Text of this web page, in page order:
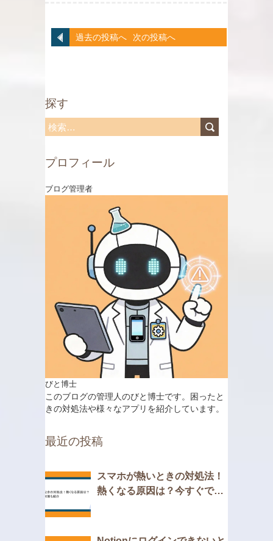
過去の投稿へ 次の投稿へ
探す
検
:プロフィール
ブログ管理者
びと博士
このブログの管理人のびと博士です。困ったと
きの対処法や様々なアプリを紹介しています。
最近の投稿
スマホが熱いときの対処法！
熱くなる原因は？今すぐでき